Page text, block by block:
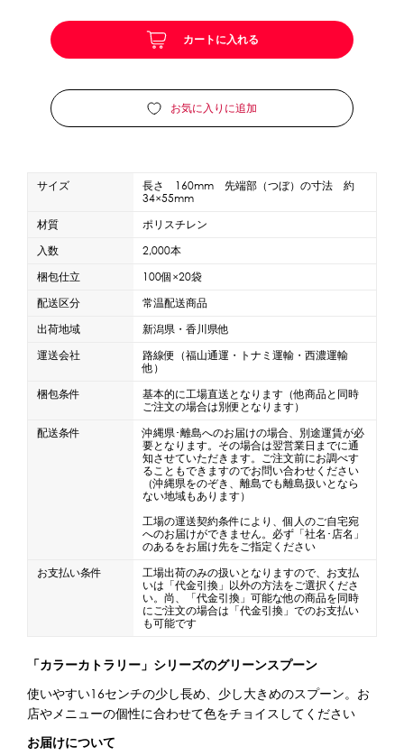
かき氷イベントセット
紙カップ プラスチックカップ
発泡スチロールカップ
フローズンドリンク材料
シロップ 冷凍フルーツ
ブレンダー・ミキサー
蜜かけシャワー・レードル
詰め替え容器
その他の機器・備品
横幕 風船
台湾かき氷「Snow-kiss（スノーキッス）」
CLOSE
カートに入れる
お気に入りに追加
サイズ
長さ 160mm 先端部（つぼ）の寸法 約
34×55mm
材質
ポリスチレン
入数
2,000本
梱包仕立
100個×20袋
配送区分
常温配送商品
出荷地域
新潟県・香川県他
運送会社
路線便（福山通運・トナミ運輸・西濃運輸
他）
梱包条件
基本的に工場直送となります（他商品と同時
ご注文の場合は別便となります）
配送条件
沖縄県･離島へのお届けの場合、別途運賃が必
要となります。その場合は翌営業日までに通
知させていただきます。ご注文前にお調べす
ることもできますのでお問い合わせください
（沖縄県をのぞき、離島でも離島扱いとなら
ない地域もあります）
工場の運送契約条件により、個人のご自宅宛
へのお届けができません。必ず「社名･店名」
のあるをお届け先をご指定ください
お支払い条件
工場出荷のみの扱いとなりますので、お支払
いは「代金引換」以外の方法をご選択くださ
い。尚、「代金引換」可能な他の商品を同時
にご注文の場合は「代金引換」でのお支払い
も可能です
「カラーカトラリー」シリーズのグリーンスプーン
使いやすい16センチの少し長め、少し大きめのスプーン。お
店やメニューの個性に合わせて色をチョイスしてください
お届けについて